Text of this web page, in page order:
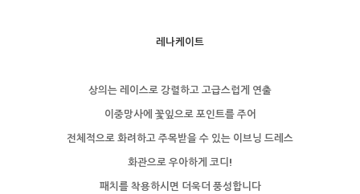
레나케이트
상의는 레이스로 강렬하고 고급스럽게 연출
이중망사에 꽃잎으로 포인트를 주어
전체적으로 화려하고 주목받을 수 있는 이브닝 드레스
화관으로 우아하게 코디!
패치를 착용하시면 더욱더 풍성합니다